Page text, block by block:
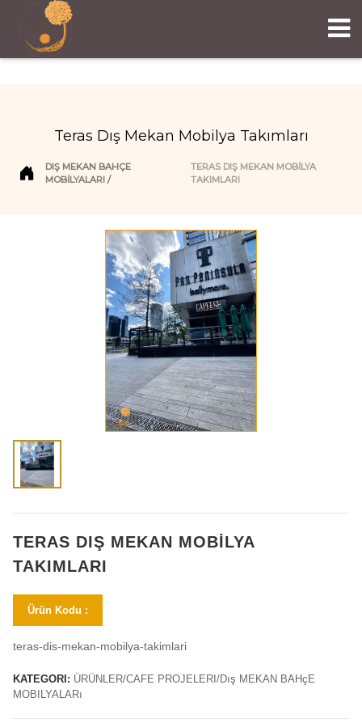
Teras Dış Mekan Mobilya Takımları
DIŞ MEKAN BAHÇE
MOBILYALARI
TERAS DIŞ MEKAN MOBILYA
TAKIMLARI
TERAS DIŞ MEKAN MOBILYA
TAKIMLARI
Ürün Kodu :
teras-dis-mekan-mobilya-takimlari
KATEGORI: ÜRÜNLER/CAFE PROJELERI/Dış MEKAN BAHçE
MOBILYALARı